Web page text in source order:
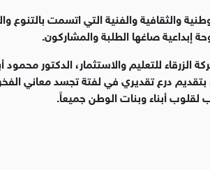
والثقافية والفنية التي اتسمت بالتنوع
إبداعية صاغها الطلبة والمشاركون.
الزرقاء للتعليم والاستثمار، الدكتور
درع تقديري في لفتة تجسد معاني الفخر
لقلوب أبناء وبنات الوطن جميعاً.